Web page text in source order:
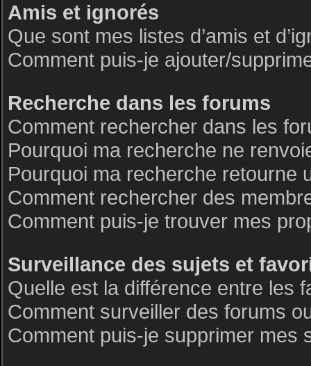
Amis et ignorés
Que sont mes listes d’amis et
Comment puis-je ajouter/
Recherche dans les forums
Comment rechercher dans les
Pourquoi ma recherche ne
Pourquoi ma recherche retourne
Comment rechercher des
Comment puis-je trouver mes
Surveillance des sujets et
Quelle est la différence entre les
Comment surveiller des forums
Comment puis-je supprimer mes